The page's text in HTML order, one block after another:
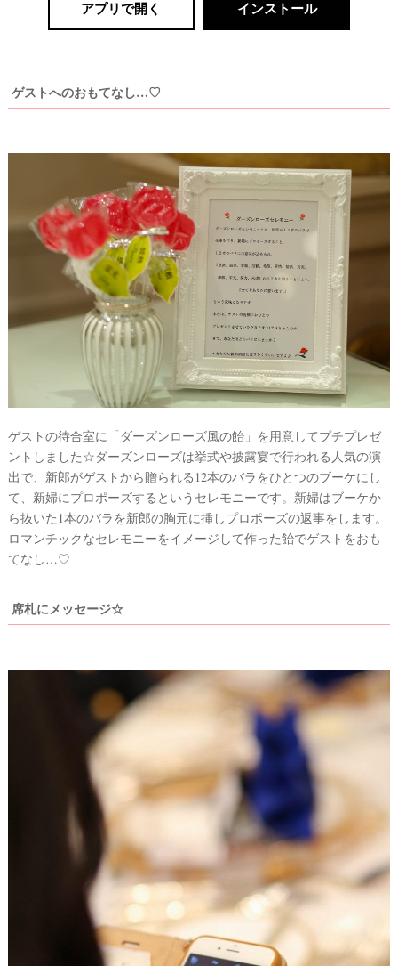
アプリで開く インストール
ゲストへのおもてなし…♡
ゲストの待合室に「ダーズンローズ風の飴」を用意してプチプレゼ
ントしました☆ダーズンローズは挙式や披露宴で行われる人気の演
出で、新郎がゲストから贈られる12本のバラをひとつのブーケにし
て、新婦にプロポーズするというセレモニーです。新婦はブーケか
ら抜いた1本のバラを新郎の胸元に挿しプロポーズの返事をします。
ロマンチックなセレモニーをイメージして作った飴でゲストをおも
てなし…♡
席札にメッセージ☆